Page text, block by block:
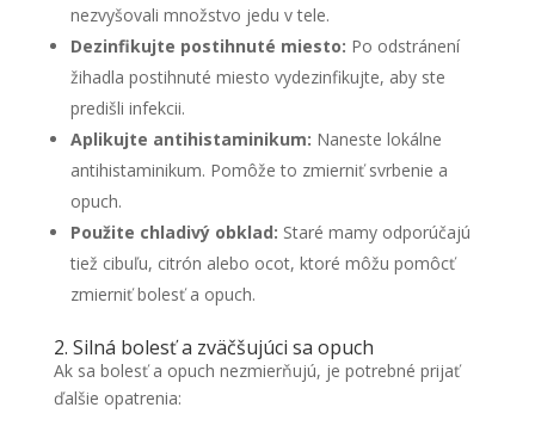
nezvyšovali množstvo jedu v tele.
Dezinfikujte postihnuté miesto: Po odstránení
žihadla postihnuté miesto vydezinfikujte, aby ste
predišli infekcii.
Aplikujte antihistaminikum: Naneste lokálne
antihistaminikum. Pomôže to zmierniť svrbenie a
opuch.
Použite chladivý obklad: Staré mamy odporúčajú
tiež cibuľu, citrón alebo ocot, ktoré môžu pomôcť
zmierniť bolesť a opuch.
2. Silná bolesť a zväčšujúci sa opuch
Ak sa bolesť a opuch nezmierňujú, je potrebné prijať
ďalšie opatrenia: